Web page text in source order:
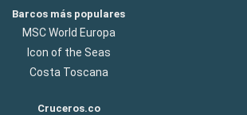
Barcos más populares
MSC World Europa
Icon of the Seas
Costa Toscana
Cruceros.co